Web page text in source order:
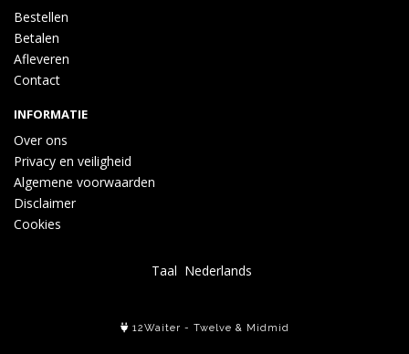
Bestellen
Betalen
Afleveren
Contact
INFORMATIE
Over ons
Privacy en veiligheid
Algemene voorwaarden
Disclaimer
Cookies
Taal
12Waiter - Twelve & Midmid